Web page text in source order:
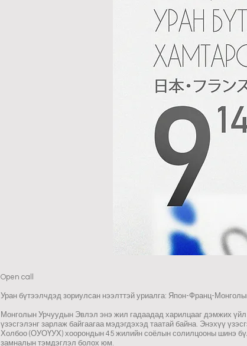
Open call
Уран бүтээлчдэд зориулсан нээлттэй уриалга: Япон-Франц-
Монголын Урчуудын Эвлэл энэ жил гадаадад харилцааг дэмжих
үзэсгэлэнг зарлаж байгаагаа мэдэгдэхэд таатай байна. Энэхүү
Холбоо (ОУОҮУХ) хоорондын 45 жилийн соёлын солилцооны шинэ
замналын тэмдэглэл болох юм.